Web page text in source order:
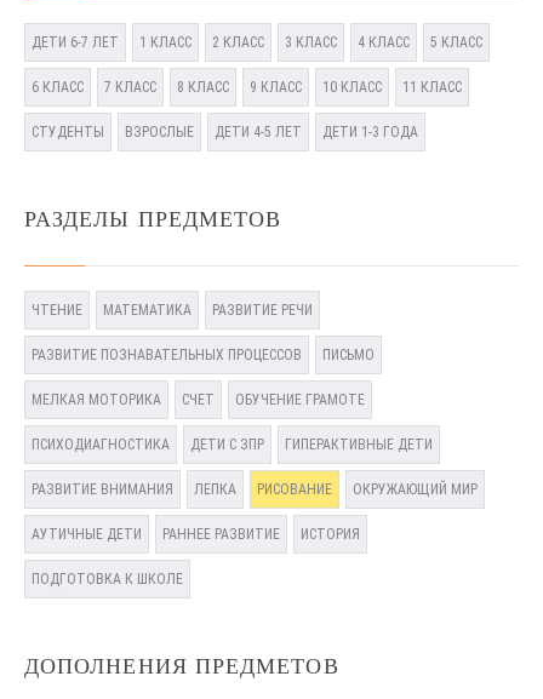
ДЕТИ 6-7 ЛЕТ 1 КЛАСС 2 КЛАСС 3 КЛАСС 4 КЛАСС 5 КЛАСС
6 КЛАСС 7 КЛАСС 8 КЛАСС 9 КЛАСС 10 КЛАСС 11 КЛАСС
СТУДЕНТЫ ВЗРОСЛЫЕ ДЕТИ 4-5 ЛЕТ ДЕТИ 1-3 ГОДА
РАЗДЕЛЫ ПРЕДМЕТОВ
ЧТЕНИЕ МАТЕМАТИКА РАЗВИТИЕ РЕЧИ
РАЗВИТИЕ ПОЗНАВАТЕЛЬНЫХ ПРОЦЕССОВ ПИСЬМО
МЕЛКАЯ МОТОРИКА СЧЕТ ОБУЧЕНИЕ ГРАМОТЕ
ПСИХОДИАГНОСТИКА ДЕТИ С ЗПР ГИПЕРАКТИВНЫЕ ДЕТИ
РАЗВИТИЕ ВНИМАНИЯ ЛЕПКА РИСОВАНИЕ ОКРУЖАЮЩИЙ МИР
АУТИЧНЫЕ ДЕТИ РАННЕЕ РАЗВИТИЕ ИСТОРИЯ
ПОДГОТОВКА К ШКОЛЕ
ДОПОЛНЕНИЯ ПРЕДМЕТОВ